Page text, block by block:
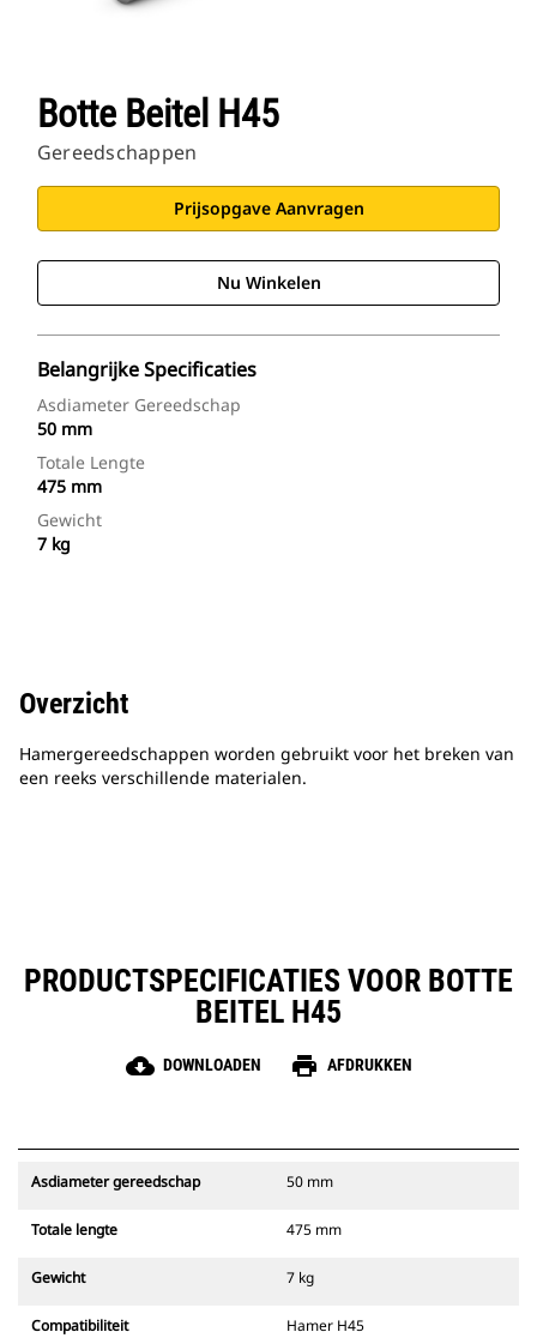
Botte Beitel H45
Gereedschappen
Prijsopgave Aanvragen
Nu Winkelen
Belangrijke Specificaties
Asdiameter Gereedschap
50 mm
Totale Lengte
475 mm
Gewicht
7 kg
Overzicht
Hamergereedschappen worden gebruikt voor het breken van
een reeks verschillende materialen.
PRODUCTSPECIFICATIES VOOR BOTTE
BEITEL H45
cloud_download DOWNLOADEN print AFDRUKKEN
Asdiameter gereedschap 50 mm
Totale lengte 475 mm
Gewicht 7 kg
Compatibiliteit Hamer H45